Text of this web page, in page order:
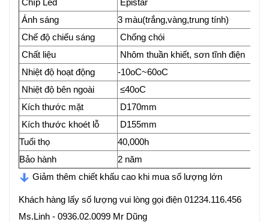
Ánh sáng
3 màu(trắng,vàng,trung tính)
Chế độ chiếu sáng
Chống chói
Chất liệu
Nhôm thuần khiết, sơn tĩnh điện
Nhiệt độ hoạt động
-10oC~60oC
Nhiệt độ bên ngoài
≤40oC
Kích thước mặt
D170mm
Kích thước khoét lỗ
D155mm
Tuổi thọ
40,000h
Bảo hành
2 năm
Giảm thêm chiết khấu cao khi mua số lượng lớn
Khách hàng lấy số lượng vui lòng gọi điện 01234.116.456
Ms.Linh - 0936.02.0099 Mr Dũng